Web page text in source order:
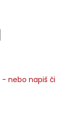
- nebo napiš či